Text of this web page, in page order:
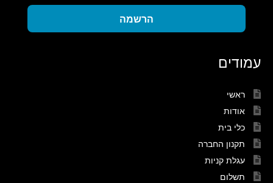
הרשמה
עמודים
ראשי
אודות
כלי בית
תקנון החברה
עגלת קניות
תשלום